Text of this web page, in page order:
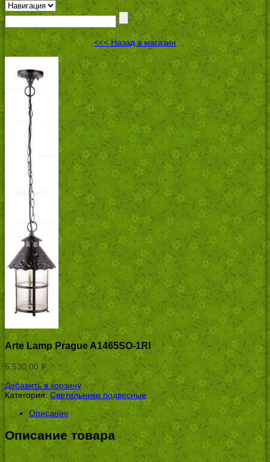
<<< Назад в магазин
Arte Lamp Prague A1465SO-1RI
5,530.00 Р
УБ.
Добавить в корзину
Категория: Светильники подвесные.
Описание
Описание товара